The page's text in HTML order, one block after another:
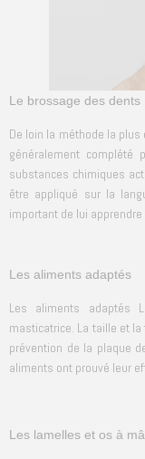
Le brossage des dents
De loin la méthode la
généralement complété
substances chimiques
être appliqué sur la
important de lui
Les aliments adaptés
Les aliments adaptés
masticatrice. La taille et
prévention de la plaque
aliments ont prouvé leur
Les lamelles et os à